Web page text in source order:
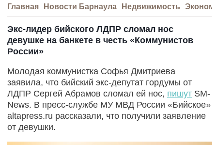
Главная Новости Барнаула Недвижимость
Экс-лидер бийского ЛДПР сломал нос
девушке на банкете в честь «Коммунистов
России»
Молодая коммунистка Софья Дмитриева
заявила, что бийский экс-депутат гордумы от
ЛДПР Сергей Абрамов сломал ей нос, пишут SM-
News. В пресс-службе МУ МВД России «Бийское»
altapress.ru рассказали, что получили заявление
от девушки.